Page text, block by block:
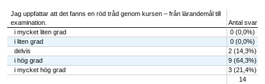
Jag uppfattar att det fanns en röd tråd genom kursen – från lärandemål till
examination.
Antal svar
i mycket liten grad
0 (0,0%)
i liten grad
0 (0,0%)
delvis
2 (14,3%)
i hög grad
9 (64,3%)
i mycket hög grad
3 (21,4%)
14